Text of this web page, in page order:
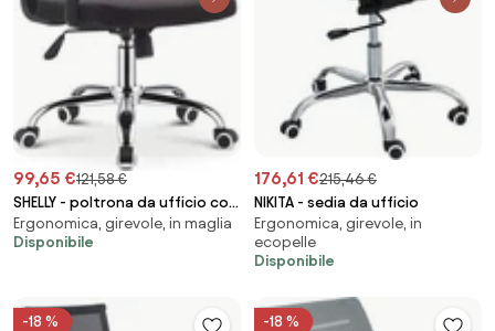
99,65 €121,58 €
SHELLY - poltrona da ufficio con
ruote
Ergonomica, girevole, in maglia
Disponibile
176,61 €215,46 €
NIKITA - sedia da ufficio
Ergonomica, girevole, in
ecopelle
Disponibile
-18 % -18 %